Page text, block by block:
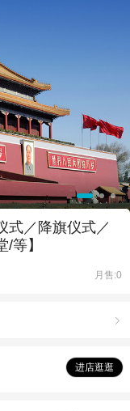
式／降旗仪式／
等】
月售:0

进店逛逛